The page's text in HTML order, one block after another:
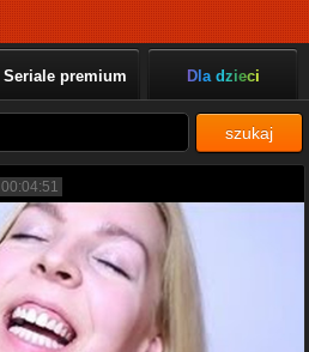
Seriale premium Dla dzieci
szukaj
00:04:51